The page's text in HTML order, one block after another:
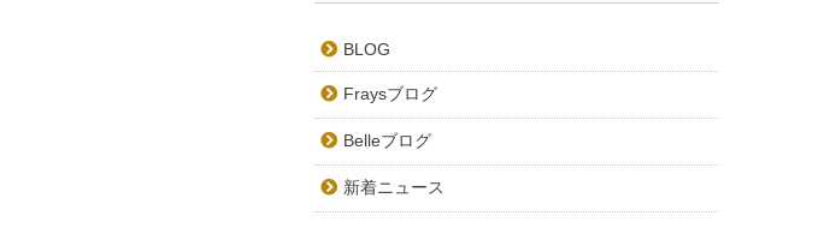
BLOG
Fraysブログ
Belleブログ
新着ニュース